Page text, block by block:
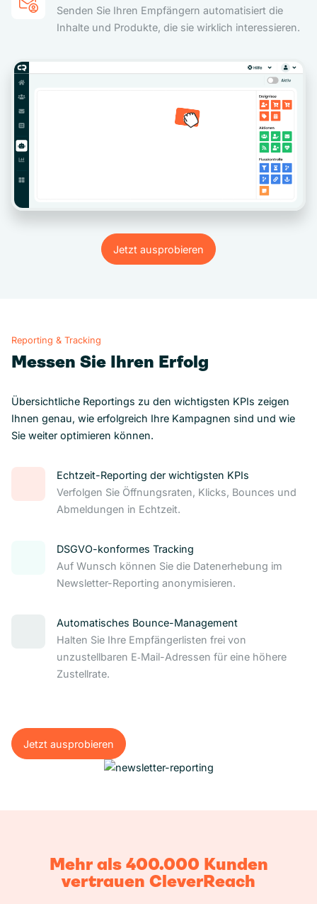
Senden Sie Ihren Empfängern automatisiert die
Inhalte und Produkte, die sie wirklich interessieren.
Jetzt ausprobieren
Jetzt ausprobieren
Reporting & Tracking
Messen Sie Ihren Erfolg
Übersichtliche Reportings zu den wichtigsten KPIs zeigen
Ihnen genau, wie erfolgreich Ihre Kampagnen sind und wie
Sie weiter optimieren können.
Echtzeit-Reporting der wichtigsten KPIs
Verfolgen Sie Öffnungsraten, Klicks, Bounces und
Abmeldungen in Echtzeit.
DSGVO-konformes Tracking
Auf Wunsch können Sie die Datenerhebung im
Newsletter-Reporting anonymisieren.
Automatisches Bounce-Management
Halten Sie Ihre Empfängerlisten frei von
unzustellbaren E‑Mail-Adressen für eine höhere
Zustellrate.
Jetzt ausprobieren
Jetzt ausprobieren
Mehr als 400.000 Kunden
vertrauen CleverReach